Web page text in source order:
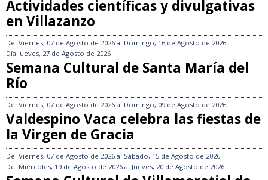
Actividades científicas y divulgativas
en Villazanzo
Del Viernes, 07 de Agosto de 2026 al Domingo, 16 de Agosto de 2026
Día Jueves, 27 de Agosto de 2026
Semana Cultural de Santa María del
Río
Del Viernes, 07 de Agosto de 2026 al Domingo, 09 de Agosto de 2026
Valdespino Vaca celebra las fiestas de
la Virgen de Gracia
Del Viernes, 07 de Agosto de 2026 al Sábado, 15 de Agosto de 2026
Del Miércoles, 19 de Agosto de 2026 al Jueves, 20 de Agosto de 2026